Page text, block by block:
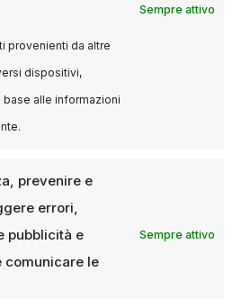
Sempre attivo
provenienti da altre
dispositivi,
alle informazioni
prevenire e
errori,
pubblicità e
comunicare le
Sempre attivo
che sono
nel cinema
ANDREA SALA
forma d’arte, è in continua